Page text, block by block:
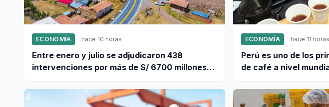
ECONOMÍA hace 10 horas
Entre enero y julio se adjudicaron 438
intervenciones por más de S/ 6700 millones
ECONOMÍA hace 11 horas
Perú es uno de los
de café a nivel